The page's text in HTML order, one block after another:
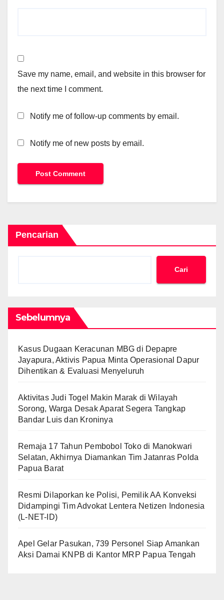
Save my name, email, and website in this browser for
the next time I comment.
Notify me of follow-up comments by email.
Notify me of new posts by email.
Pencarian
Cari
Sebelumnya
Kasus Dugaan Keracunan MBG di Depapre
Jayapura, Aktivis Papua Minta Operasional Dapur
Dihentikan & Evaluasi Menyeluruh
Aktivitas Judi Togel Makin Marak di Wilayah
Sorong, Warga Desak Aparat Segera Tangkap
Bandar Luis dan Kroninya
Remaja 17 Tahun Pembobol Toko di Manokwari
Selatan, Akhirnya Diamankan Tim Jatanras Polda
Papua Barat
Resmi Dilaporkan ke Polisi, Pemilik AA Konveksi
Didampingi Tim Advokat Lentera Netizen Indonesia
(L-NET-ID)
Apel Gelar Pasukan, 739 Personel Siap Amankan
Aksi Damai KNPB di Kantor MRP Papua Tengah